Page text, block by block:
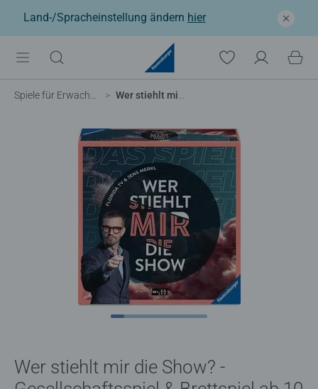
Land-/Spracheinstellung ändern hier
Spiele für Erwachsene Wer stiehlt mir die Show?
Wer stiehlt mir die Show? -